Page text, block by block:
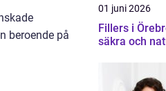
beroende på
01 juni 2026
Fillers i
säkra och